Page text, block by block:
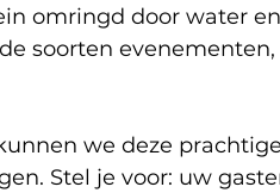
omringd door water
soorten
we deze
Stel je voor: uw